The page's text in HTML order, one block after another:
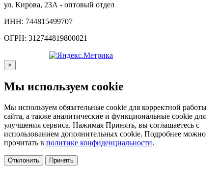
ул. Кирова, 23А - оптовый отдел
ИНН: 744815499707
ОГРН: 312744819800021
×
Мы используем cookie
Мы используем обязательные cookie для корректной работы
сайта, а также аналитические и функциональные cookie для
улучшения сервиса. Нажимая Принять, вы соглашаетесь с
использованием дополнительных cookie. Подробнее можно
прочитать в политике конфиденциальности.
Отклонить Принять